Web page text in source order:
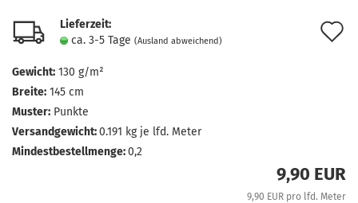
Lieferzeit:
ca. 3-5 Tage (Ausland abweichend)
Gewicht: 130 g/m²
Breite: 145 cm
Muster: Punkte
Versandgewicht:0.191 kg je lfd. Meter
Mindestbestellmenge:0,2
9,90 EUR
9,90 EUR pro lfd. Meter